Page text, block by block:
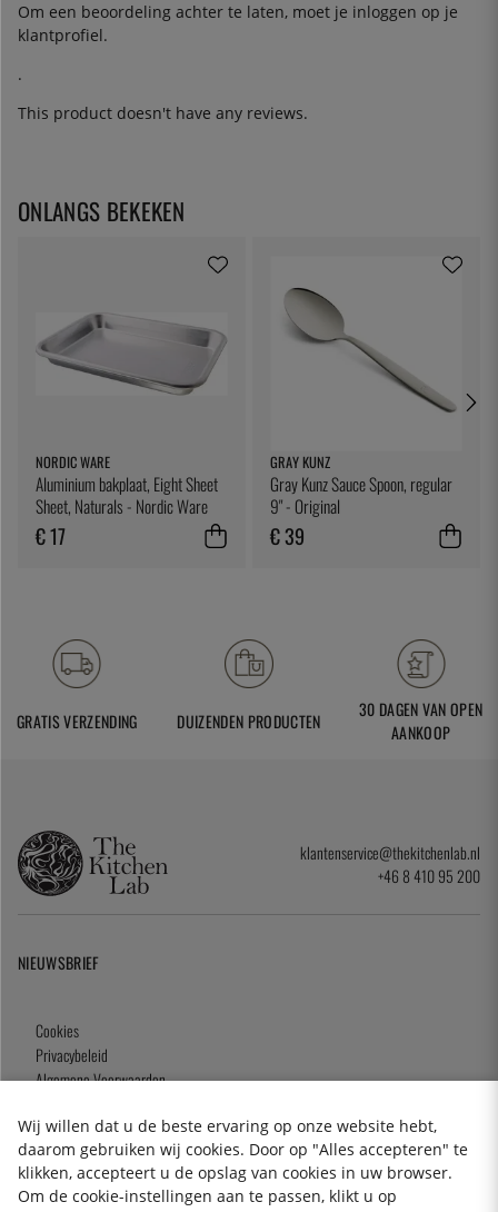
Om een beoordeling achter te laten, moet je inloggen op je
klantprofiel.
.
This product doesn't have any reviews.
ONLANGS BEKEKEN
NORDIC WARE
Aluminium bakplaat, Eight Sheet
Sheet, Naturals - Nordic Ware
€ 17
GRAY KUNZ
Gray Kunz Sauce Spoon, regular
9" - Original
€ 39
GRATIS VERZENDING DUIZENDEN PRODUCTEN
30 DAGEN VAN OPEN
AANKOOP
klantenservice@thekitchenlab.nl
+46 8 410 95 200
NIEUWSBRIEF
Cookies
Privacybeleid
Algemene Voorwaarden
2026 KitchenLab AB
Wij willen dat u de beste ervaring op onze website hebt,
daarom gebruiken wij cookies. Door op "Alles accepteren" te
klikken, accepteert u de opslag van cookies in uw browser.
Om de cookie-instellingen aan te passen, klikt u op